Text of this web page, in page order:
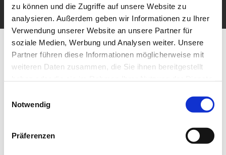
zu können und die Zugriffe auf unsere Website zu
analysieren. Außerdem geben wir Informationen zu Ihrer
Verwendung unserer Website an unsere Partner für
soziale Medien, Werbung und Analysen weiter. Unsere
Partner führen diese Informationen möglicherweise mit
weiteren Daten zusammen, die Sie ihnen bereitgestellt
Notwendig
Präferenzen